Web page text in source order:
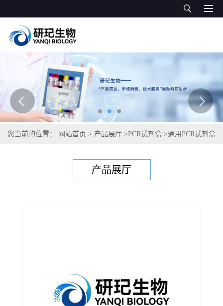
您当前的位置： 网站首页 > 产品展厅 >PCR试剂盒 >通用PCR试剂盒
产品展厅